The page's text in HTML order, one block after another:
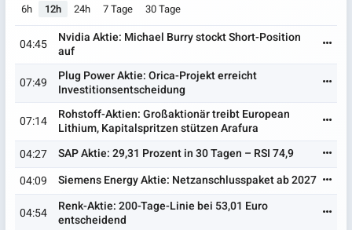
6h 12h 24h 7 Tage 30 Tage
04:45
Nvidia Aktie: Michael Burry stockt Short-Position
auf
07:49
Plug Power Aktie: Orica-Projekt erreicht
Investitionsentscheidung
07:14
Rohstoff-Aktien: Großaktionär treibt European
Lithium, Kapitalspritzen stützen Arafura
04:27
SAP Aktie: 29,31 Prozent in 30 Tagen – RSI 74,9
04:09
Siemens Energy Aktie: Netzanschlusspaket ab 2027
04:54
Renk-Aktie: 200-Tage-Linie bei 53,01 Euro
entscheidend